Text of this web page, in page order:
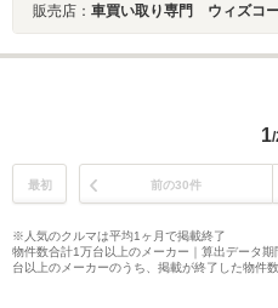
販売店： 車買い取り専門 ウィズコ
1/
最初 前の30件
※人気のクルマは平均1ヶ月で掲載終了
物件数合計1万台以上のメーカー｜算出データ
台以上のメーカーのうち、掲載が終了した物件